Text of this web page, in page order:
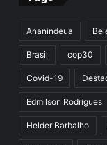
Ananindeua
Brasil cop30
Covid-19
Edmilson Rodrigues
Helder Barbalho